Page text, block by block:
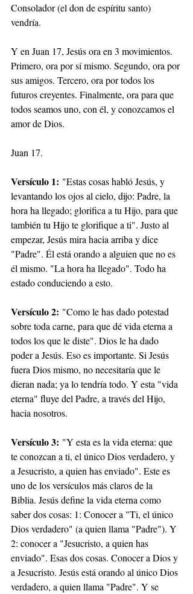
Consolador (el don de espíritu santo)
vendría.
Y en Juan 17, Jesús ora en 3 movimientos.
Primero, ora por sí mismo. Segundo, ora por
sus amigos. Tercero, ora por todos los
futuros creyentes. Finalmente, ora para que
todos seamos uno, con él, y conozcamos el
amor de Dios.
Juan 17.
Versículo 1: "Estas cosas habló Jesús, y
levantando los ojos al cielo, dijo: Padre, la
hora ha llegado; glorifica a tu Hijo, para que
también tu Hijo te glorifique a ti". Justo al
empezar, Jesús mira hacia arriba y dice
"Padre". Él está orando a alguien que no es
él mismo. "La hora ha llegado". Todo ha
estado conduciendo a esto.
Versículo 2: "Como le has dado potestad
sobre toda carne, para que dé vida eterna a
todos los que le diste". Dios le ha dado
poder a Jesús. Eso es importante. Si Jesús
fuera Dios mismo, no necesitaría que le
dieran nada; ya lo tendría todo. Y esta "vida
eterna" fluye del Padre, a través del Hijo,
hacia nosotros.
Versículo 3: "Y esta es la vida eterna: que
te conozcan a ti, el único Dios verdadero, y
a Jesucristo, a quien has enviado". Este es
uno de los versículos más claros de la
Biblia. Jesús define la vida eterna como
saber dos cosas: 1: Conocer a "Ti, el único
Dios verdadero" (a quien llama "Padre"). Y
2: conocer a "Jesucristo, a quien has
enviado". Esas dos cosas. Conocer a Dios y
a Jesucristo. Jesús está orando al único Dios
verdadero, a quien llama "Padre". Y se